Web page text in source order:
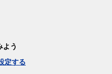
よう
定する